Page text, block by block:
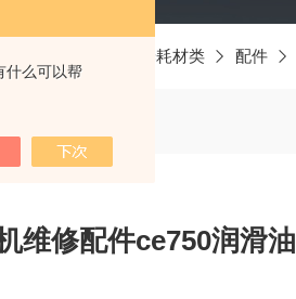
什么可以帮
保养耗材类 配件
维修配件ce750润滑油